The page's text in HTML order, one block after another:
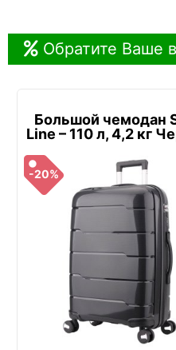
Обратите Ваше
Большой чемодан
Line – 110 л, 4,2 кг
-20%